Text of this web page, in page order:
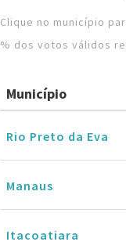
Clique no município
% dos votos válidos
Município
Rio Preto da Eva
Manaus
Itacoatiara